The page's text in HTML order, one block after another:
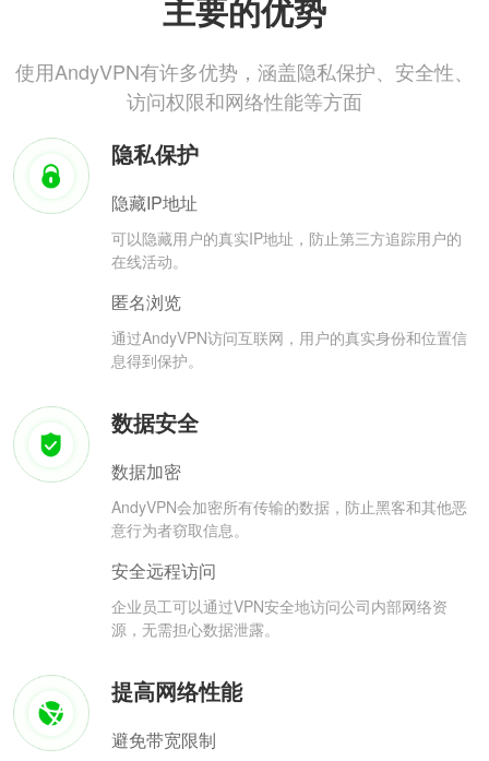
主要的优势
使用AndyVPN有许多优势，涵盖隐私保护、安全性、
访问权限和网络性能等方面
隐私保护
隐藏IP地址
可以隐藏用户的真实IP地址，防止第三方追踪用户的
在线活动。
匿名浏览
通过AndyVPN访问互联网，用户的真实身份和位置信
息得到保护。
数据安全
数据加密
AndyVPN会加密所有传输的数据，防止黑客和其他恶
意行为者窃取信息。
安全远程访问
企业员工可以通过VPN安全地访问公司内部网络资
源，无需担心数据泄露。
提高网络性能
避免带宽限制